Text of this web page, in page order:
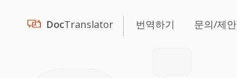
DocTranslator 번역하기 문의/제안